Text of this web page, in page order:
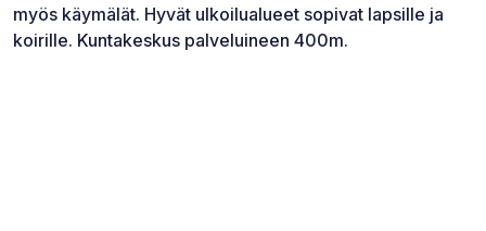
myös käymälät. Hyvät ulkoilualueet sopivat lapsille ja
koirille. Kuntakeskus palveluineen 400m.